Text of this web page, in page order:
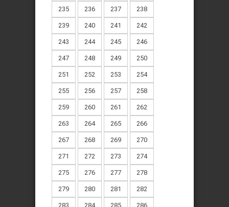
235 236 237 238
239 240 241 242
243 244 245 246
247 248 249 250
251 252 253 254
255 256 257 258
259 260 261 262
263 264 265 266
267 268 269 270
271 272 273 274
275 276 277 278
279 280 281 282
283 284 285 286